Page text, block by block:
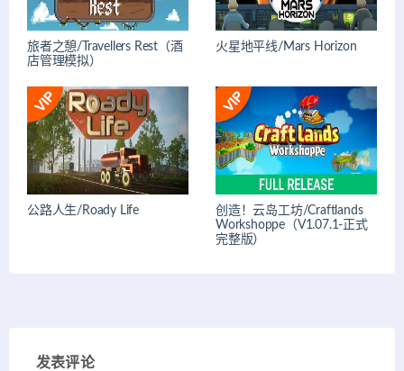
旅者之憩/Travellers Rest（酒
店管理模拟）
火星地平线/Mars Horizon
公路人生/Roady Life
创造！云岛工坊/Craftlands
Workshoppe（V1.07.1-正式
完整版）
发表评论